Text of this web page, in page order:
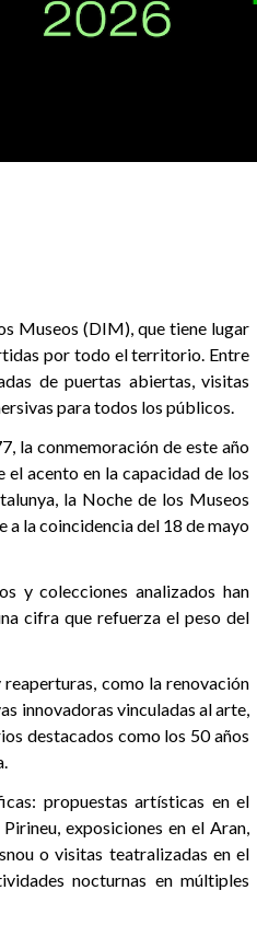
Museos (DIM), que tiene lugar
por todo el territorio. Entre
de puertas abiertas, visitas
para todos los públicos.
la conmemoración de este año
acento en la capacidad de los
la Noche de los Museos
a la coincidencia del 18 de mayo
y colecciones analizados han
cifra que refuerza el peso del
como la renovación
innovadoras vinculadas al arte,
destacados como los 50 años
propuestas artísticas en el
exposiciones en el Aran,
o visitas teatralizadas en el
nocturnas en múltiples